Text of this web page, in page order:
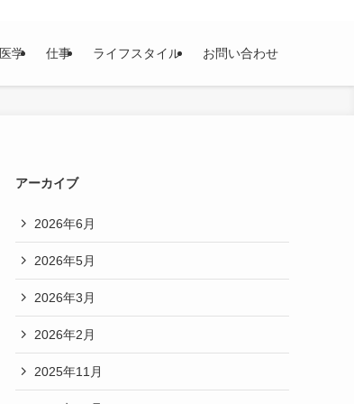
医学 仕事 ライフスタイル お問い合わせ
アーカイブ
2026年6月
2026年5月
2026年3月
2026年2月
2025年11月